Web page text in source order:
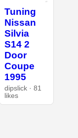
Tuning
Nissan
Silvia
S14 2
Door
Coupe
1995
dipslick · 81
likes